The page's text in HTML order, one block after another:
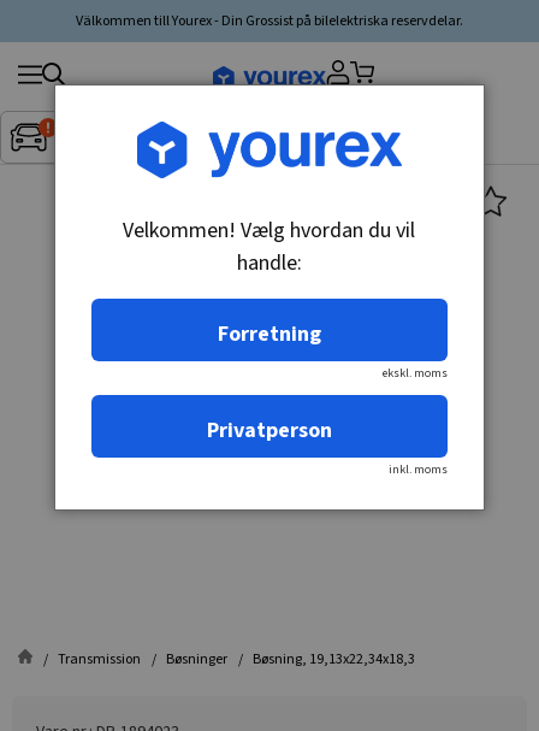
Välkommen till Yourex - Din Grossist på bilelektriska reservdelar.
Inget fordon valt▼
Søg
produkt,
producent,
Transmission Bøsninger Bøsning, 19,13x22,34x18,3
Velkommen! Vælg hvordan du vil
handle:
Forretning
ekskl. moms
Privatperson
inkl. moms